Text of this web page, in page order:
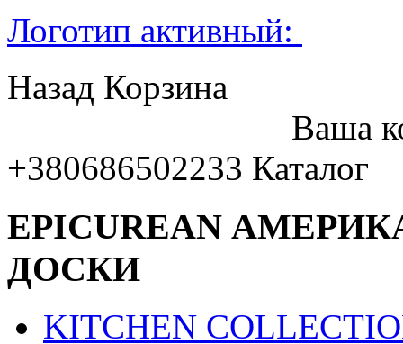
Логотип активный:
Назад Корзина
Ваша
+380686502233 Каталог
EPICUREAN
ДОСКИ
KITCHEN